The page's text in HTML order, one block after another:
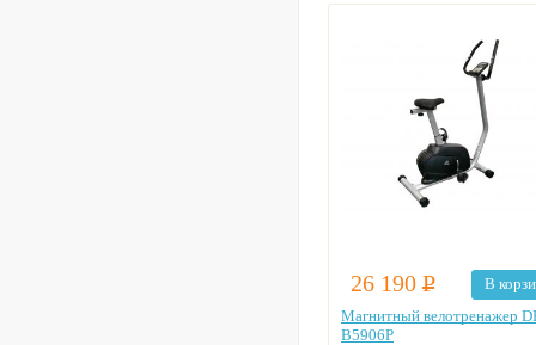
Регулировка сидения по
Транспортировочные ролики:
26 190 Р
В
Магнитный велотренажер
B5906P